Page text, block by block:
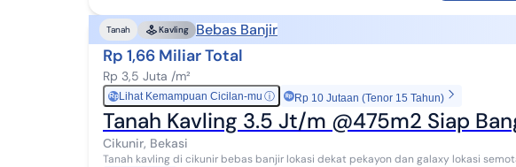
Tanah Kavling Bebas Banjir
Rp 1,66 Miliar Total
Rp 3,5 Juta /m²
RpLihat Kemampuan Cicilan-mu ⓘ Rp 10 Jutaan (Tenor 15 Tahun)
Tanah Kavling 3.5 Jt/m @475m2 Siap
Cikunir, Bekasi
Tanah kavling di cikunir bebas banjir lokasi dekat pekayon dan galaxy lokasi